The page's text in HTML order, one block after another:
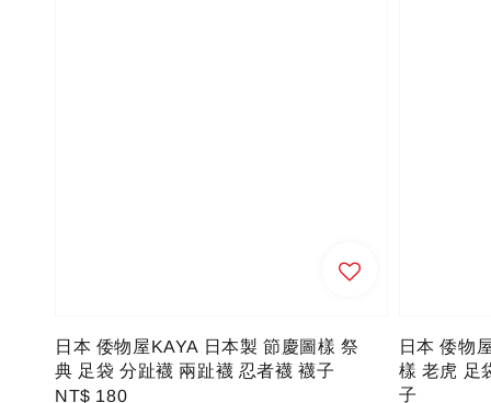
日本 倭物屋KAYA 日本製 節慶圖樣 祭
典 足袋 分趾襪 兩趾襪 忍者襪 襪子
Regular
NT$ 180
日本 倭物
樣 老虎 足
子